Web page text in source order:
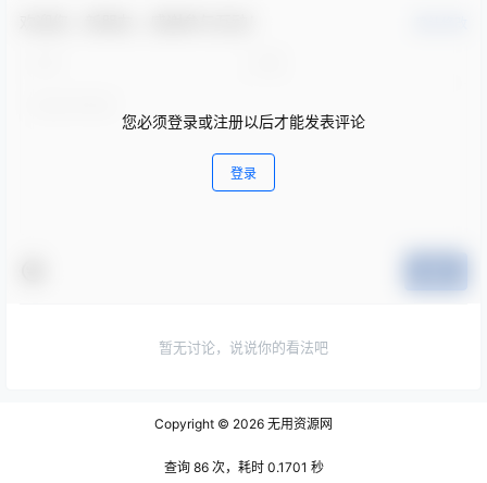
您必须登录或注册以后才能发表评论
登录
暂无讨论，说说你的看法吧
Copyright © 2026 无用资源网
查询 86 次，耗时 0.1701 秒